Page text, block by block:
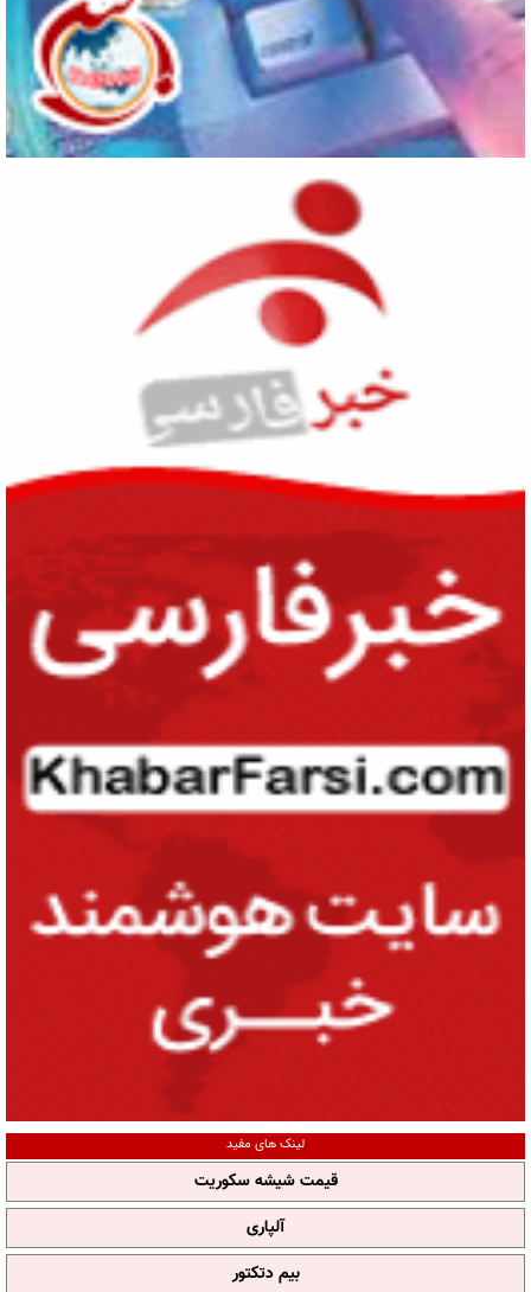
لینک های مفید
قیمت شیشه سکوریت
آلپاری
بیم دتکتور